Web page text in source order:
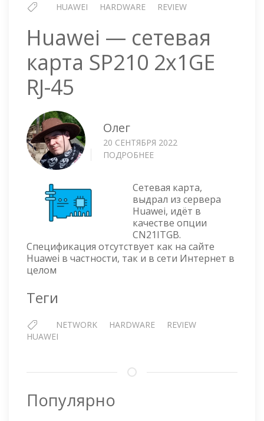
HUAWEI HARDWARE REVIEW
Huawei — сетевая
карта SP210 2x1GE
RJ-45
Олег
20 СЕНТЯБРЯ 2022
ПОДРОБНЕЕ
СЕТЕВАЯ
КАРТА
SP210
2X1GE
RJ-
45
Сетевая карта,
выдрал из сервера
Huawei, идёт в
качестве опции
CN21ITGB.
Спецификация отсутствует как на сайте
Huawei в частности, так и в сети Интернет в
целом
Теги
NETWORK HARDWARE
REVIEW
HUAWEI
Популярно